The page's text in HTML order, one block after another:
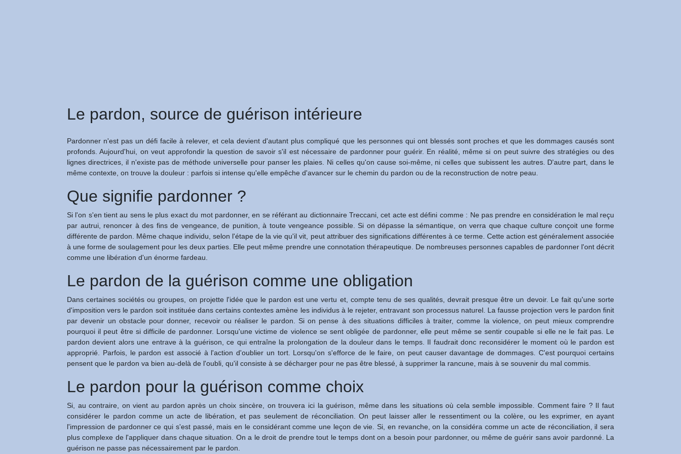
Le pardon, source de guérison intérieure
Pardonner n'est pas un défi facile à relever, et cela devient d'autant plus compliqué que les personnes qui ont blessés sont proches et que les dommages causés sont
profonds. Aujourd'hui, on veut approfondir la question de savoir s'il est nécessaire de pardonner pour guérir. En réalité, même si on peut suivre des stratégies ou des
lignes directrices, il n'existe pas de méthode universelle pour panser les plaies. Ni celles qu'on cause soi-même, ni celles que subissent les autres. D'autre part, dans le
même contexte, on trouve la douleur : parfois si intense qu'elle empêche d'avancer sur le chemin du pardon ou de la reconstruction de notre peau.
Que signifie pardonner ?
Si l'on s'en tient au sens le plus exact du mot pardonner, en se référant au dictionnaire Treccani, cet acte est défini comme : Ne pas prendre en considération le mal reçu
par autrui, renoncer à des fins de vengeance, de punition, à toute vengeance possible. Si on dépasse la sémantique, on verra que chaque culture conçoit une forme
différente de pardon. Même chaque individu, selon l'étape de la vie qu'il vit, peut attribuer des significations différentes à ce terme. Cette action est généralement associée
à une forme de soulagement pour les deux parties. Elle peut même prendre une connotation thérapeutique. De nombreuses personnes capables de pardonner l'ont décrit
comme une libération d'un énorme fardeau.
Le pardon de la guérison comme une obligation
Dans certaines sociétés ou groupes, on projette l'idée que le pardon est une vertu et, compte tenu de ses qualités, devrait presque être un devoir. Le fait qu'une sorte
d'imposition vers le pardon soit instituée dans certains contextes amène les individus à le rejeter, entravant son processus naturel. La fausse projection vers le pardon finit
par devenir un obstacle pour donner, recevoir ou réaliser le pardon. Si on pense à des situations difficiles à traiter, comme la violence, on peut mieux comprendre
pourquoi il peut être si difficile de pardonner. Lorsqu'une victime de violence se sent obligée de pardonner, elle peut même se sentir coupable si elle ne le fait pas. Le
pardon devient alors une entrave à la guérison, ce qui entraîne la prolongation de la douleur dans le temps. Il faudrait donc reconsidérer le moment où le pardon est
approprié. Parfois, le pardon est associé à l'action d'oublier un tort. Lorsqu'on s'efforce de le faire, on peut causer davantage de dommages. C'est pourquoi certains
pensent que le pardon va bien au-delà de l'oubli, qu'il consiste à se décharger pour ne pas être blessé, à supprimer la rancune, mais à se souvenir du mal commis.
Le pardon pour la guérison comme choix
Si, au contraire, on vient au pardon après un choix sincère, on trouvera ici la guérison, même dans les situations où cela semble impossible. Comment faire ? Il faut
considérer le pardon comme un acte de libération, et pas seulement de réconciliation. On peut laisser aller le ressentiment ou la colère, ou les exprimer, en ayant
l'impression de pardonner ce qui s'est passé, mais en le considérant comme une leçon de vie. Si, en revanche, on la considéra comme un acte de réconciliation, il sera
plus complexe de l'appliquer dans chaque situation. On a le droit de prendre tout le temps dont on a besoin pour pardonner, ou même de guérir sans avoir pardonné. La
guérison ne passe pas nécessairement par le pardon.